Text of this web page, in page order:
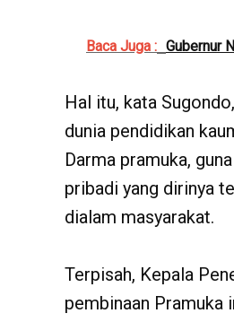
Baca Juga : Gubernur
Hal itu, kata
dunia pendidikan
Darma pramuka,
pribadi yang dirinya
dialam masyarakat.
Terpisah, Kepala
pembinaan Pramuka